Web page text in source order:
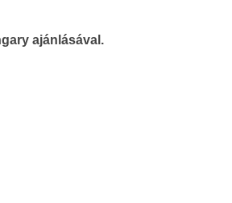
ajánlásával.